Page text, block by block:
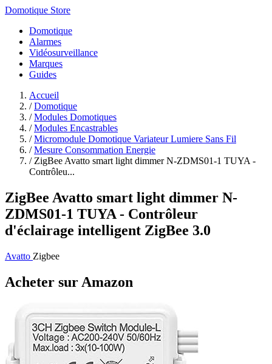
Domotique Store
Domotique
Alarmes
Vidéosurveillance
Marques
Guides
Accueil
/ Domotique
/ Modules Domotiques
/ Modules Encastrables
/ Micromodule Domotique Variateur Lumiere Sans Fil
/ Mesure Consommation Energie
/ ZigBee Avatto smart light dimmer N-ZDMS01-1 TUYA -
Contrôleu...
ZigBee Avatto smart light dimmer N-
ZDMS01-1 TUYA - Contrôleur
d'éclairage intelligent ZigBee 3.0
Avatto Zigbee
Acheter sur Amazon